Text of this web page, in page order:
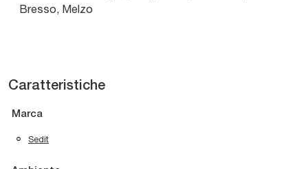
Bresso, Melzo
Caratteristiche
Marca
Sedit